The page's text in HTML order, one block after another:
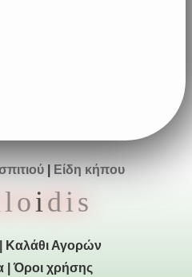
Είδη κήπου
idis
Καλάθι Αγορών
|Όροι χρήσης